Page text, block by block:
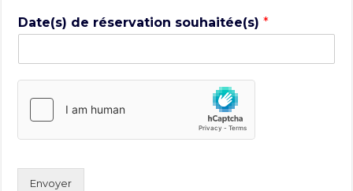
Date(s) de réservation souhaitée(s)*
Envoyer